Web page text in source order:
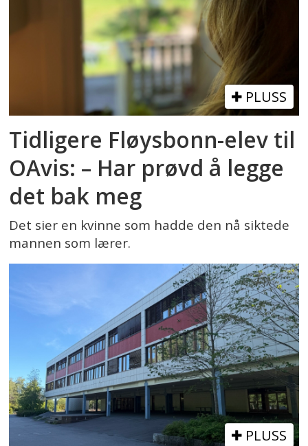
PLUSS
Tidligere Fløysbonn-elev til
OAvis: – Har prøvd å legge
det bak meg
Det sier en kvinne som hadde den nå siktede
mannen som lærer.
PLUSS